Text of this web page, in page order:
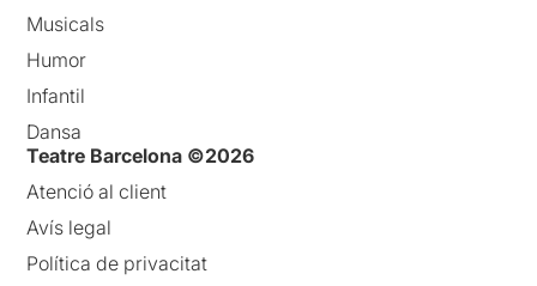
Musicals
Humor
Infantil
Dansa
Teatre Barcelona ©2026
Atenció al client
Avís legal
Política de privacitat